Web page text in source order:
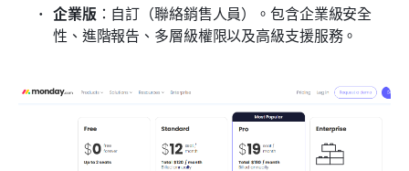
企業版 ：自訂（聯絡銷售人員）。包含企業級安全
性、進階報告、多層級權限以及高級支援服務。